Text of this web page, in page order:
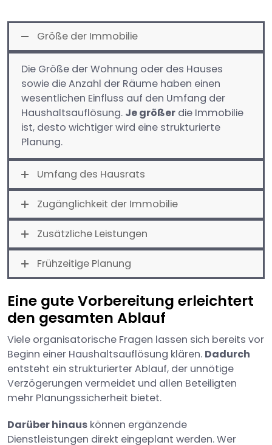
Größe der Immobilie
Die Größe der Wohnung oder des Hauses
sowie die Anzahl der Räume haben einen
wesentlichen Einfluss auf den Umfang der
Haushaltsauflösung. Je größer die Immobilie
ist, desto wichtiger wird eine strukturierte
Planung.
Umfang des Hausrats
Zugänglichkeit der Immobilie
Zusätzliche Leistungen
Frühzeitige Planung
Eine gute Vorbereitung erleichtert
den gesamten Ablauf
Viele organisatorische Fragen lassen sich bereits vor
Beginn einer Haushaltsauflösung klären. Dadurch
entsteht ein strukturierter Ablauf, der unnötige
Verzögerungen vermeidet und allen Beteiligten
mehr Planungssicherheit bietet.
Darüber hinaus können ergänzende
Dienstleistungen direkt eingeplant werden. Wer